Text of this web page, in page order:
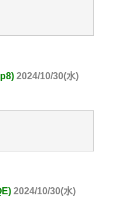
2024/10/30(水)
2024/10/30(水)